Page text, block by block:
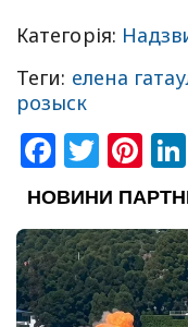
Категорія:
Теги: елена
розыск